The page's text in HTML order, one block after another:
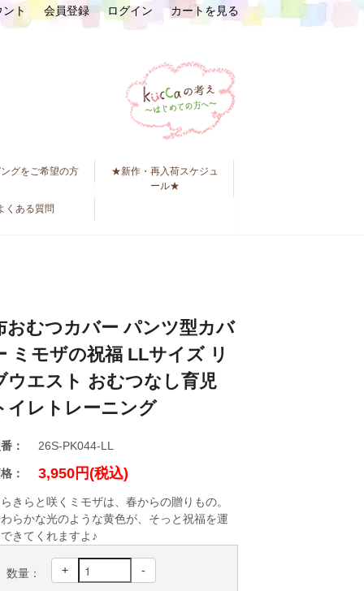
ト 会員登録 ログイン カートを見る
グをご希望の方
★新作・再入荷スケジュ
ール★
くある質問
おむつカバー パンツ型カバ
ミモザの祝福 LLサイズ リ
ウエスト おむつなし育児
イレトレーニング
： 26S-PK044-LL
： 3,950円(税込)
きらと咲くミモザは、春からの贈りもの。
らかな光のような黄色が、そっと祝福を運
できてくれますよ♪
数量： + -